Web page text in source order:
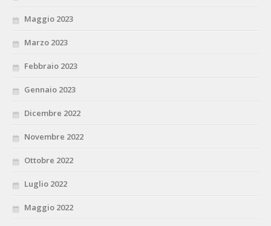
Maggio 2023
Marzo 2023
Febbraio 2023
Gennaio 2023
Dicembre 2022
Novembre 2022
Ottobre 2022
Luglio 2022
Maggio 2022